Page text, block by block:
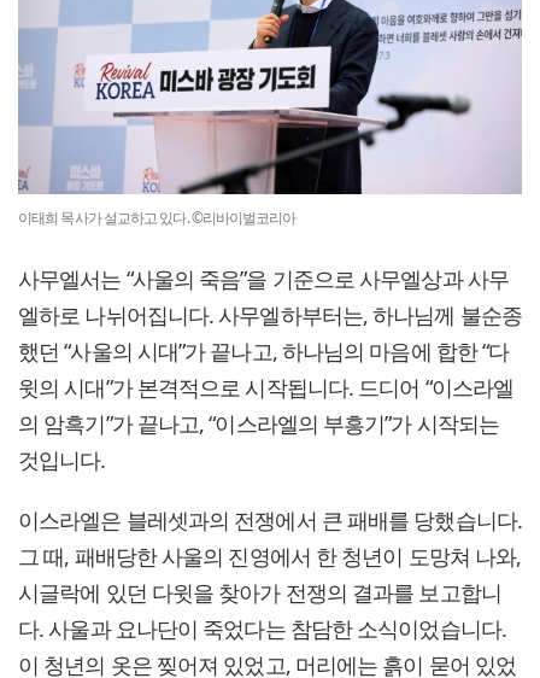
이태희 목사가 설교하고 있다. ©리바이벌코리아
사무엘서는 “사울의 죽음”을 기준으로 사무엘상과 사무
엘하로 나뉘어집니다. 사무엘하부터는, 하나님께 불순종
했던 “사울의 시대”가 끝나고, 하나님의 마음에 합한 “다
윗의 시대”가 본격적으로 시작됩니다. 드디어 “이스라엘
의 암흑기”가 끝나고, “이스라엘의 부흥기”가 시작되는
것입니다.
이스라엘은 블레셋과의 전쟁에서 큰 패배를 당했습니다.
그 때, 패배당한 사울의 진영에서 한 청년이 도망쳐 나와,
시글락에 있던 다윗을 찾아가 전쟁의 결과를 보고합니
다. 사울과 요나단이 죽었다는 참담한 소식이었습니다.
이 청년의 옷은 찢어져 있었고, 머리에는 흙이 묻어 있었